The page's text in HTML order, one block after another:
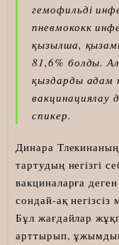
гемофильді
пневмококк
қызылша,
81,6% болды.
қыздарды адам
вакцинациялау
спикер.
Динара
тартудың негізгі
вакциналарға
сондай-ақ
Бұл жағдайлар
арттырып,